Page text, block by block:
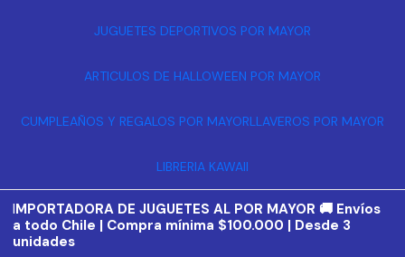
JUGUETES DEPORTIVOS POR MAYOR
ARTICULOS DE HALLOWEEN POR MAYOR
CUMPLEAÑOS Y REGALOS POR MAYORLLAVEROS POR MAYOR
LIBRERIA KAWAII
IMPORTADORA DE JUGUETES AL POR MAYOR 🚚 Envíos
a todo Chile | Compra mínima $100.000 | Desde 3
unidades